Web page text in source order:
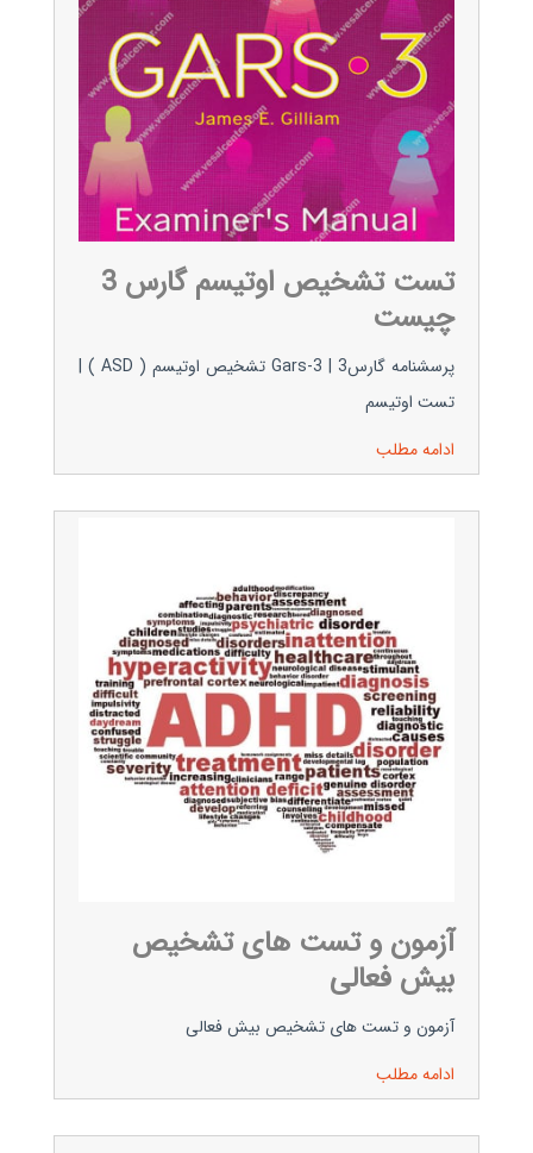
تست تشخیص اوتیسم گارس 3
چیست
پرسشنامه گارس3 | Gars-3 تشخیص اوتیسم ( ASD ) |
تست اوتیسم
ادامه مطلب
آزمون و تست های تشخیص
بیش فعالی
آزمون و تست های تشخیص بیش فعالی
ادامه مطلب